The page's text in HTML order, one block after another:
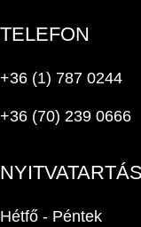
TELEFON
+36 (1) 787 0244
+36 (70) 239 0666
NYITVATARTÁS
Hétfő - Péntek